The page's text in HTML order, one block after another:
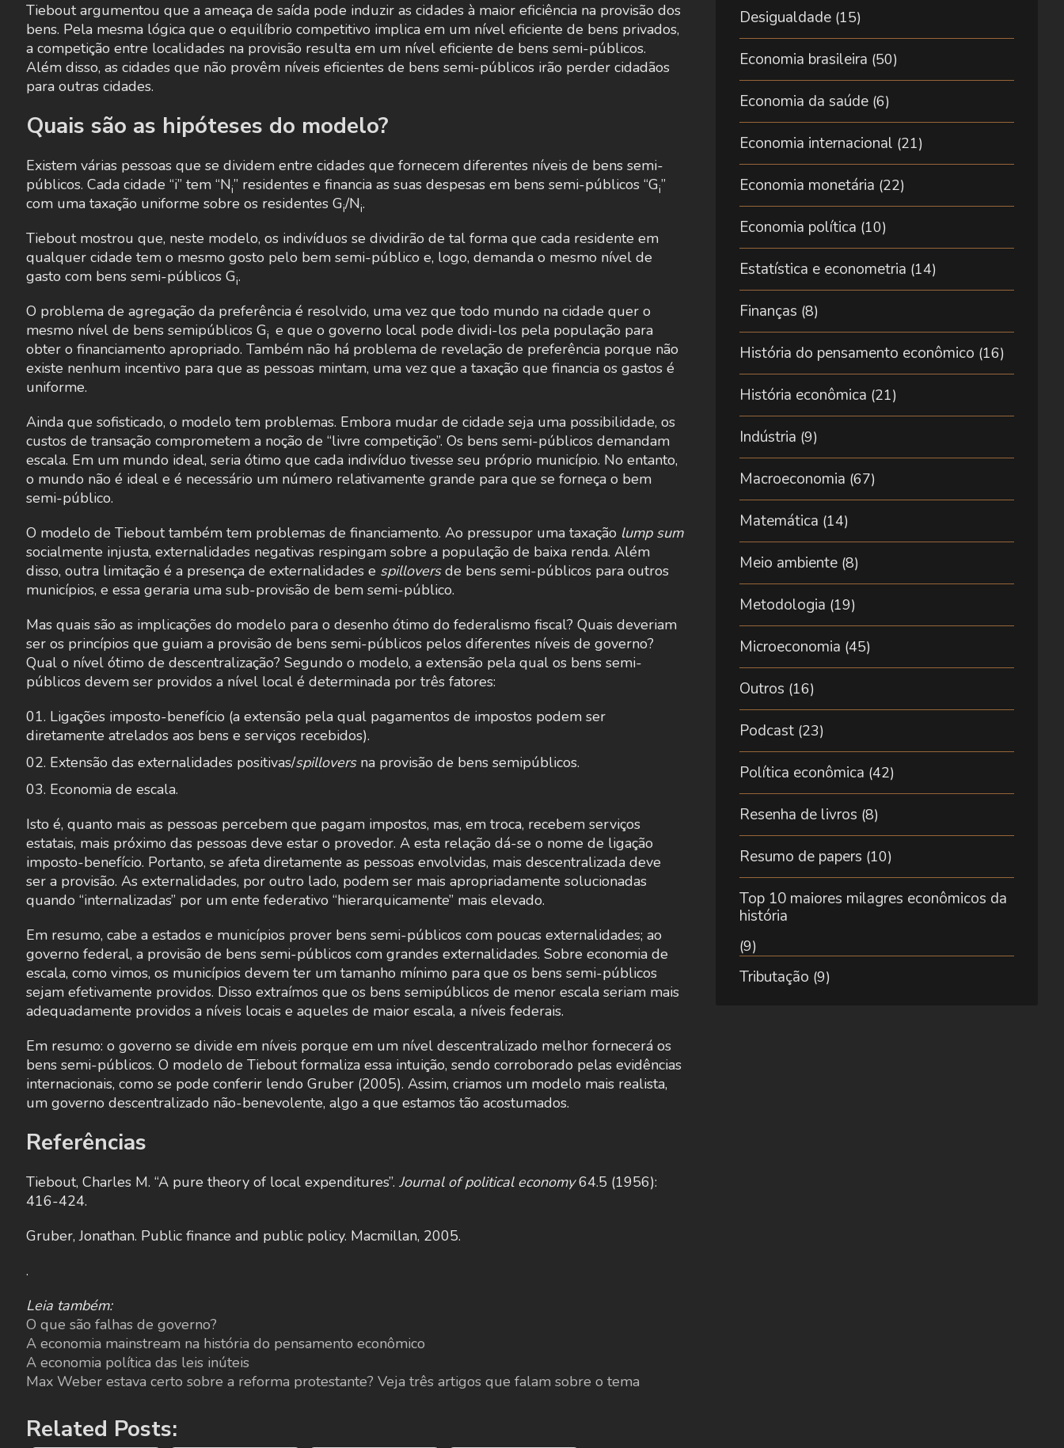
Tiebout argumentou que a ameaça de saída pode induzir as cidades à maior eficiência na provisão dos
bens. Pela mesma lógica que o equilíbrio competitivo implica em um nível eficiente de bens privados,
a competição entre localidades na provisão resulta em um nível eficiente de bens semi-públicos.
Além disso, as cidades que não provêm níveis eficientes de bens semi-públicos irão perder cidadãos
para outras cidades.
Quais são as hipóteses do modelo?
Existem várias pessoas que se dividem entre cidades que fornecem diferentes níveis de bens semi-
públicos. Cada cidade “i” tem “Ni” residentes e financia as suas despesas em bens semi-públicos “Gi”
com uma taxação uniforme sobre os residentes Gi/Ni.
Tiebout mostrou que, neste modelo, os indivíduos se dividirão de tal forma que cada residente em
qualquer cidade tem o mesmo gosto pelo bem semi-público e, logo, demanda o mesmo nível de
gasto com bens semi-públicos Gi.
O problema de agregação da preferência é resolvido, uma vez que todo mundo na cidade quer o
mesmo nível de bens semipúblicos Gi e que o governo local pode dividi-los pela população para
obter o financiamento apropriado. Também não há problema de revelação de preferência porque não
existe nenhum incentivo para que as pessoas mintam, uma vez que a taxação que financia os gastos é
uniforme.
Ainda que sofisticado, o modelo tem problemas. Embora mudar de cidade seja uma possibilidade, os
custos de transação comprometem a noção de “livre competição”. Os bens semi-públicos demandam
escala. Em um mundo ideal, seria ótimo que cada indivíduo tivesse seu próprio município. No entanto,
o mundo não é ideal e é necessário um número relativamente grande para que se forneça o bem
semi-público.
O modelo de Tiebout também tem problemas de financiamento. Ao pressupor uma taxação lump sum
socialmente injusta, externalidades negativas respingam sobre a população de baixa renda. Além
disso, outra limitação é a presença de externalidades e spilloversde bens semi-públicos para outros
municípios, e essa geraria uma sub-provisão de bem semi-público.
Mas quais são as implicações do modelo para o desenho ótimo do federalismo fiscal? Quais deveriam
ser os princípios que guiam a provisão de bens semi-públicos pelos diferentes níveis de governo?
Qual o nível ótimo de descentralização? Segundo o modelo, a extensão pela qual os bens semi-
públicos devem ser providos a nível local é determinada por três fatores:
Ligações imposto-benefício (a extensão pela qual pagamentos de impostos podem ser
diretamente atrelados aos bens e serviços recebidos).
Extensão das externalidades positivas/spillovers na provisão de bens semipúblicos.
Economia de escala.
Isto é, quanto mais as pessoas percebem que pagam impostos, mas, em troca, recebem serviços
estatais, mais próximo das pessoas deve estar o provedor. A esta relação dá-se o nome de ligação
imposto-benefício. Portanto, se afeta diretamente as pessoas envolvidas, mais descentralizada deve
ser a provisão. As externalidades, por outro lado, podem ser mais apropriadamente solucionadas
quando “internalizadas” por um ente federativo “hierarquicamente” mais elevado.
Em resumo, cabe a estados e municípios prover bens semi-públicos com poucas externalidades; ao
governo federal, a provisão de bens semi-públicos com grandes externalidades. Sobre economia de
escala, como vimos, os municípios devem ter um tamanho mínimo para que os bens semi-públicos
sejam efetivamente providos. Disso extraímos que os bens semipúblicos de menor escala seriam mais
adequadamente providos a níveis locais e aqueles de maior escala, a níveis federais.
Em resumo: o governo se divide em níveis porque em um nível descentralizado melhor fornecerá os
bens semi-públicos. O modelo de Tiebout formaliza essa intuição, sendo corroborado pelas evidências
internacionais, como se pode conferir lendo Gruber (2005). Assim, criamos um modelo mais realista,
um governo descentralizado não-benevolente, algo a que estamos tão acostumados.
Referências
Tiebout, Charles M. “A pure theory of local expenditures”. Journal of political economy64.5 (1956):
416-424.
Gruber, Jonathan. Public finance and public policy. Macmillan, 2005.
.
Leia também:
O que são falhas de governo?
A economia mainstream na história do pensamento econômico
A economia política das leis inúteis
Max Weber estava certo sobre a reforma protestante? Veja três artigos que falam sobre o tema
Related Posts:
Desigualdade(15)
Economia brasileira (50)
Economia da saúde(6)
Economia internacional (21)
Economia monetária (22)
Economia política (10)
Estatística e econometria (14)
Finanças (8)
História do pensamento econômico (16)
História econômica (21)
Indústria (9)
Macroeconomia (67)
Matemática (14)
Meio ambiente(8)
Metodologia (19)
Microeconomia (45)
Outros (16)
Podcast(23)
Política econômica (42)
Resenha de livros (8)
Resumo de papers (10)
Top 10 maiores milagres econômicos da
história
(9)
Tributação (9)